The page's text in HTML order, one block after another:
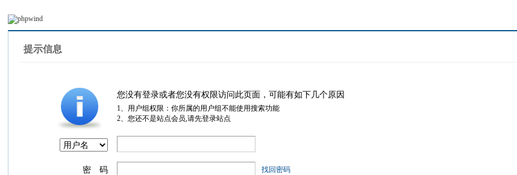
提示信息
您没有登录或者您没有权限访问此页面，可能有如下几个原因
1、用户组权限：你所属的用户组不能使用搜索功能
2、您还不是站点会员,请先登录站点
密 码 找回密码